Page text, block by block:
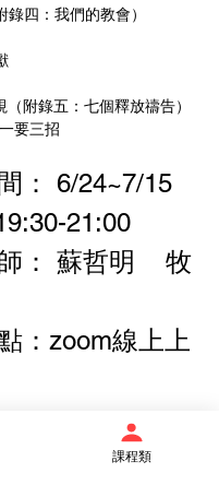
錄四：我們的教會）
（附錄五：七個釋放禱告）
要三招
： 6/24~7/15
21:00
： 蘇哲明    牧
：zoom線上上
是一個需要您以禱告的心、
心委身參與的聚會。聚會出
課程類